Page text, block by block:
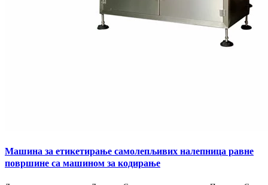
Машина за етикетирање самолепљивих налепница равне
површине са машином за кодирање